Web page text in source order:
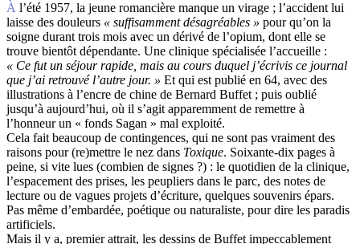
À l’été 1957, la jeune romancière manque un virage ; l’accident lui
laisse des douleurs « suffisamment désagréables » pour qu’on la
soigne durant trois mois avec un dérivé de l’opium, dont elle se
trouve bientôt dépendante. Une clinique spécialisée l’accueille :
« Ce fut un séjour rapide, mais au cours duquel j’écrivis ce journal
que j’ai retrouvé l’autre jour. » Et qui est publié en 64, avec des
illustrations à l’encre de chine de Bernard Buffet ; puis oublié
jusqu’à aujourd’hui, où il s’agit apparemment de remettre à
l’honneur un « fonds Sagan » mal exploité.
Cela fait beaucoup de contingences, qui ne sont pas vraiment des
raisons pour (re)mettre le nez dans Toxique. Soixante-dix pages à
peine, si vite lues (combien de signes ?) : le quotidien de la clinique,
l’espacement des prises, les peupliers dans le parc, des notes de
lecture ou de vagues projets d’écriture, quelques souvenirs épars.
Pas même d’embardée, poétique ou naturaliste, pour dire les paradis
artificiels.
Mais il y a, premier attrait, les dessins de Buffet impeccablement